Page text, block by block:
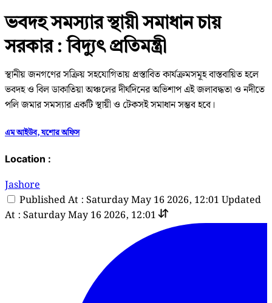
ভবদহ সমস্যার স্থায়ী সমাধান চায়
সরকার : বিদ্যুৎ প্রতিমন্ত্রী
স্থানীয় জনগণের সক্রিয় সহযোগিতায় প্রস্তাবিত কার্যক্রমসমূহ বাস্তবায়িত হলে
ভবদহ ও বিল ডাকাতিয়া অঞ্চলের দীর্ঘদিনের অভিশাপ এই জলাবদ্ধতা ও নদীতে
পলি জমার সমস্যার একটি স্থায়ী ও টেকসই সমাধান সম্ভব হবে।
এম আইউব, যশোর অফিস
Location :
Jashore
Published At : Saturday May 16 2026, 12:01 Updated
At : Saturday May 16 2026, 12:01